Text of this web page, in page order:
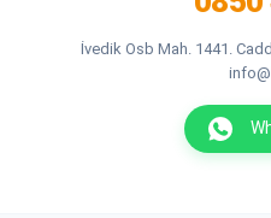
İvedik Osb Mah. 1441.